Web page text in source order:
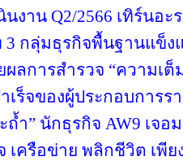
นงาน Q2/2566 เทิร์นอ
กลุ่มธุรกิจพื้นฐานแข็ง
ผลการสำรวจ “ความเ
ร็จของผู้ประกอบการร
ำ” นักธุรกิจ AW9 เจ
เครือข่าย พลิกชีวิต เพี